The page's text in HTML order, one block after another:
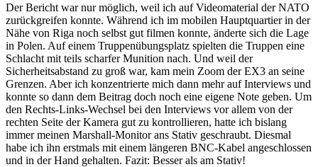
Der Bericht war nur möglich, weil ich auf Videomaterial der NATO
zurückgreifen konnte. Während ich im mobilen Hauptquartier in der
Nähe von Riga noch selbst gut filmen konnte, änderte sich die Lage
in Polen. Auf einem Truppenübungsplatz spielten die Truppen eine
Schlacht mit teils scharfer Munition nach. Und weil der
Sicherheitsabstand zu groß war, kam mein Zoom der EX3 an seine
Grenzen. Aber ich konzentrierte mich dann mehr auf Interviews und
konnte so dann dem Beitrag doch noch eine eigene Note geben. Um
den Rechts-Links-Wechsel bei den Interviews vor allem von der
rechten Seite der Kamera gut zu kontrollieren, hatte ich bislang
immer meinen Marshall-Monitor ans Stativ geschraubt. Diesmal
habe ich ihn erstmals mit einem längeren BNC-Kabel angeschlossen
und in der Hand gehalten. Fazit: Besser als am Stativ!